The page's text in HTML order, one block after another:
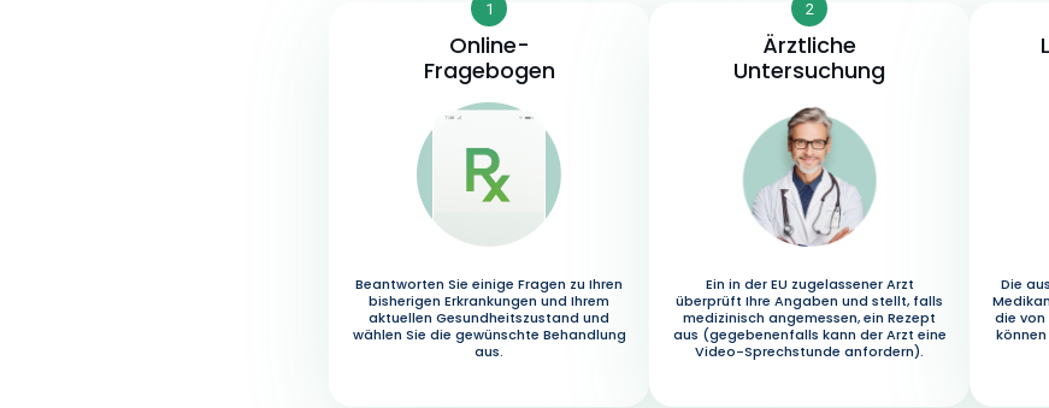
1
Online-
Fragebogen
Beantworten Sie einige Fragen zu Ihren
bisherigen Erkrankungen und Ihrem
aktuellen Gesundheitszustand und
wählen Sie die gewünschte Behandlung
aus.
2
Ärztliche
Untersuchung
Ein in der EU zugelassener Arzt
überprüft Ihre Angaben und stellt, falls
medizinisch angemessen, ein Rezept
aus (gegebenenfalls kann der Arzt eine
Video-Sprechstunde anfordern).
Die
die von